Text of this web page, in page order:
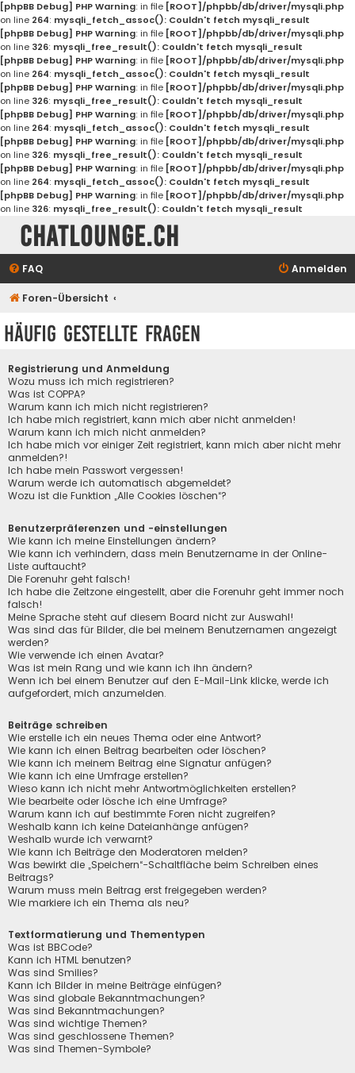
[phpBB Debug] PHP Warning: in file [ROOT]/phpbb/db/driver/mysqli.php
on line 264: mysqli_fetch_assoc(): Couldn't fetch mysqli_result
[phpBB Debug] PHP Warning: in file [ROOT]/phpbb/db/driver/mysqli.php
on line 326: mysqli_free_result(): Couldn't fetch mysqli_result
[phpBB Debug] PHP Warning: in file [ROOT]/phpbb/db/driver/mysqli.php
on line 264: mysqli_fetch_assoc(): Couldn't fetch mysqli_result
[phpBB Debug] PHP Warning: in file [ROOT]/phpbb/db/driver/mysqli.php
on line 326: mysqli_free_result(): Couldn't fetch mysqli_result
[phpBB Debug] PHP Warning: in file [ROOT]/phpbb/db/driver/mysqli.php
on line 264: mysqli_fetch_assoc(): Couldn't fetch mysqli_result
[phpBB Debug] PHP Warning: in file [ROOT]/phpbb/db/driver/mysqli.php
on line 326: mysqli_free_result(): Couldn't fetch mysqli_result
[phpBB Debug] PHP Warning: in file [ROOT]/phpbb/db/driver/mysqli.php
on line 264: mysqli_fetch_assoc(): Couldn't fetch mysqli_result
[phpBB Debug] PHP Warning: in file [ROOT]/phpbb/db/driver/mysqli.php
on line 326: mysqli_free_result(): Couldn't fetch mysqli_result
Chatlounge.ch
FAQ Anmelden
Foren-Übersicht
Häufig gestellte Fragen
Registrierung und Anmeldung
Wozu muss ich mich registrieren?
Was ist COPPA?
Warum kann ich mich nicht registrieren?
Ich habe mich registriert, kann mich aber nicht anmelden!
Warum kann ich mich nicht anmelden?
Ich habe mich vor einiger Zeit registriert, kann mich aber nicht mehr
anmelden?!
Ich habe mein Passwort vergessen!
Warum werde ich automatisch abgemeldet?
Wozu ist die Funktion „Alle Cookies löschen“?
Benutzerpräferenzen und -einstellungen
Wie kann ich meine Einstellungen ändern?
Wie kann ich verhindern, dass mein Benutzername in der Online-
Liste auftaucht?
Die Forenuhr geht falsch!
Ich habe die Zeitzone eingestellt, aber die Forenuhr geht immer noch
falsch!
Meine Sprache steht auf diesem Board nicht zur Auswahl!
Was sind das für Bilder, die bei meinem Benutzernamen angezeigt
werden?
Wie verwende ich einen Avatar?
Was ist mein Rang und wie kann ich ihn ändern?
Wenn ich bei einem Benutzer auf den E-Mail-Link klicke, werde ich
aufgefordert, mich anzumelden.
Beiträge schreiben
Wie erstelle ich ein neues Thema oder eine Antwort?
Wie kann ich einen Beitrag bearbeiten oder löschen?
Wie kann ich meinem Beitrag eine Signatur anfügen?
Wie kann ich eine Umfrage erstellen?
Wieso kann ich nicht mehr Antwortmöglichkeiten erstellen?
Wie bearbeite oder lösche ich eine Umfrage?
Warum kann ich auf bestimmte Foren nicht zugreifen?
Weshalb kann ich keine Dateianhänge anfügen?
Weshalb wurde ich verwarnt?
Wie kann ich Beiträge den Moderatoren melden?
Was bewirkt die „Speichern“-Schaltfläche beim Schreiben eines
Beitrags?
Warum muss mein Beitrag erst freigegeben werden?
Wie markiere ich ein Thema als neu?
Textformatierung und Thementypen
Was ist BBCode?
Kann ich HTML benutzen?
Was sind Smilies?
Kann ich Bilder in meine Beiträge einfügen?
Was sind globale Bekanntmachungen?
Was sind Bekanntmachungen?
Was sind wichtige Themen?
Was sind geschlossene Themen?
Was sind Themen-Symbole?